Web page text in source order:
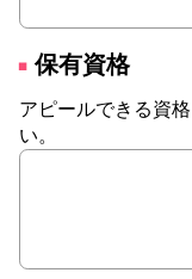
保有資格
アピールできる資
い。